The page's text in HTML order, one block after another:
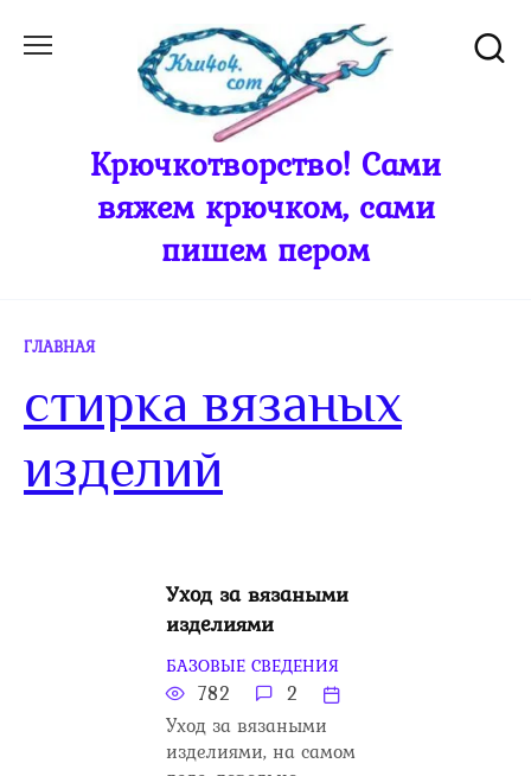
Крючкотворство! Сами
вяжем крючком, сами
пишем пером
ГЛАВНАЯ
стирка вязаных
изделий
Уход за вязаными
изделиями
БАЗОВЫЕ СВЕДЕНИЯ
782
2
Уход за вязаными
изделиями, на самом